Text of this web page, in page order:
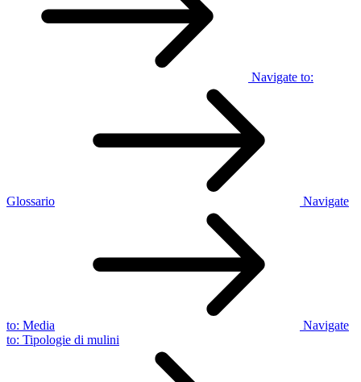
Navigate to:
Glossario Navigate
to: Media
Navigate
to: Tipologie di mulini